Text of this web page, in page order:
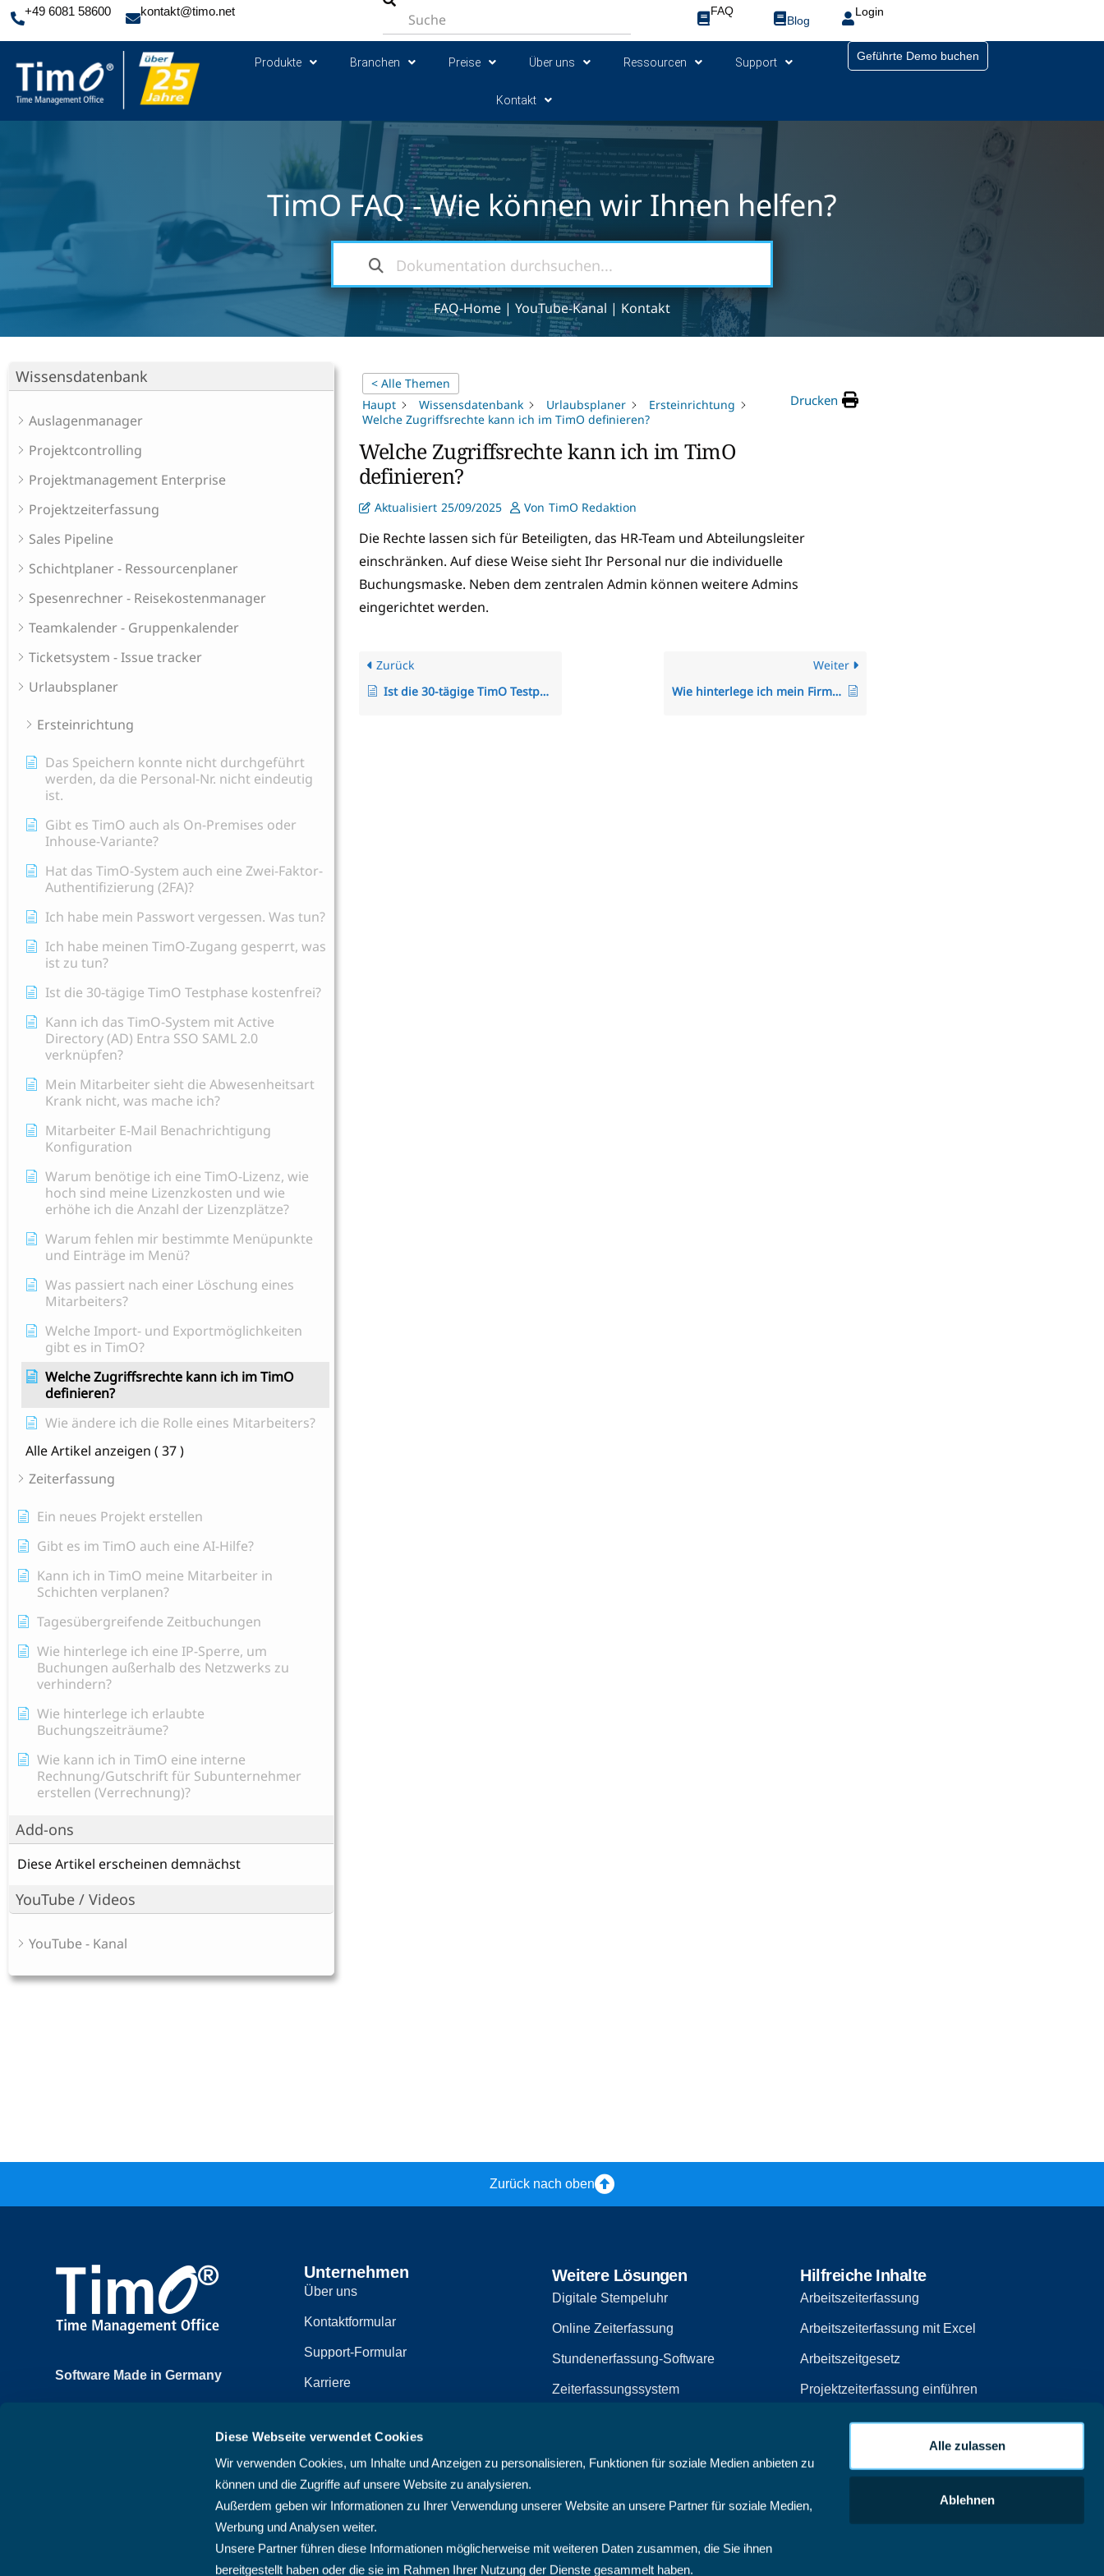
Diese Webseite verwendet Cookies
Wir verwenden Cookies, um Inhalte und Anzeigen zu personalisieren, Funktionen für soziale Medien anbieten zu
können und die Zugriffe auf unsere Website zu analysieren.
Außerdem geben wir Informationen zu Ihrer Verwendung unserer Website an unsere Partner für soziale Medien,
Werbung und Analysen weiter.
Unsere Partner führen diese Informationen möglicherweise mit weiteren Daten zusammen, die Sie ihnen
bereitgestellt haben oder die sie im Rahmen Ihrer Nutzung der Dienste gesammelt haben.
Alle zulassen
Ablehnen
+49 6081 58600 kontakt@timo.net FAQ
Blog
Login
Produkte Branchen Preise Über uns Ressourcen Support
Kontakt
Geführte Demo buchen
TimO FAQ - Wie können wir Ihnen helfen?
FAQ-Home | YouTube-Kanal | Kontakt
Wissensdatenbank
Auslagenmanager
Projektcontrolling
Projektmanagement Enterprise
Projektzeiterfassung
Sales Pipeline
Schichtplaner - Ressourcenplaner
Spesenrechner - Reisekostenmanager
Teamkalender - Gruppenkalender
Ticketsystem - Issue tracker
Urlaubsplaner
Ersteinrichtung
Das Speichern konnte nicht durchgeführt
werden, da die Personal-Nr. nicht eindeutig
ist.
Gibt es TimO auch als On-Premises oder
Inhouse-Variante?
Hat das TimO-System auch eine Zwei-Faktor-
Authentifizierung (2FA)?
Ich habe mein Passwort vergessen. Was tun?
Ich habe meinen TimO-Zugang gesperrt, was
ist zu tun?
Ist die 30-tägige TimO Testphase kostenfrei?
Kann ich das TimO-System mit Active
Directory (AD) Entra SSO SAML 2.0
verknüpfen?
Mein Mitarbeiter sieht die Abwesenheitsart
Krank nicht, was mache ich?
Mitarbeiter E-Mail Benachrichtigung
Konfiguration
Warum benötige ich eine TimO-Lizenz, wie
hoch sind meine Lizenzkosten und wie
erhöhe ich die Anzahl der Lizenzplätze?
Warum fehlen mir bestimmte Menüpunkte
und Einträge im Menü?
Was passiert nach einer Löschung eines
Mitarbeiters?
Welche Import- und Exportmöglichkeiten
gibt es in TimO?
Welche Zugriffsrechte kann ich im TimO
definieren?
Wie ändere ich die Rolle eines Mitarbeiters?
Alle Artikel anzeigen ( 37 )
Zeiterfassung
Ein neues Projekt erstellen
Gibt es im TimO auch eine AI-Hilfe?
Kann ich in TimO meine Mitarbeiter in
Schichten verplanen?
Tagesübergreifende Zeitbuchungen
Wie hinterlege ich eine IP-Sperre, um
Buchungen außerhalb des Netzwerks zu
verhindern?
Wie hinterlege ich erlaubte
Buchungszeiträume?
Wie kann ich in TimO eine interne
Rechnung/Gutschrift für Subunternehmer
erstellen (Verrechnung)?
Add-ons
Diese Artikel erscheinen demnächst
YouTube / Videos
YouTube - Kanal
< Alle Themen
Haupt
Wissensdatenbank Urlaubsplaner
Ersteinrichtung
Welche Zugriffsrechte kann ich im TimO definieren?
Drucken
Welche Zugriffsrechte kann ich im TimO
definieren?
Aktualisiert 25/09/2025 Von TimO Redaktion
Die Rechte lassen sich für Beteiligten, das HR-Team und Abteilungsleiter
einschränken. Auf diese Weise sieht Ihr Personal nur die individuelle
Buchungsmaske. Neben dem zentralen Admin können weitere Admins
eingerichtet werden.
Zurück
Ist die 30-tägige TimO Testphase kostenfrei?
Weiter
Wie hinterlege ich mein Firmenlogo (Applikationslogo) oder PDF-Logo in TimO?
Zurück nach oben
Software Made in Germany
61250 Usingen, Deutschland
+49 6081 58600
Unternehmen
Über uns
Kontaktformular
Support-Formular
Karriere
Datenschutzerklärung
Sitemap
AGB
Weitere Lösungen
Digitale Stempeluhr
Online Zeiterfassung
Stundenerfassung-Software
Zeiterfassungssystem
PMO-Software
Cloud Projektmanagement-Software
Projektplanungssoftware
Hilfreiche Inhalte
Arbeitszeiterfassung
Arbeitszeiterfassung mit Excel
Arbeitszeitgesetz
Projektzeiterfassung einführen
Projektzeiterfassung mit Excel
Projektzeiterfassung-Tools
Zeiterfassung Fingerabdruck erlaubt
Gantt Diagramm